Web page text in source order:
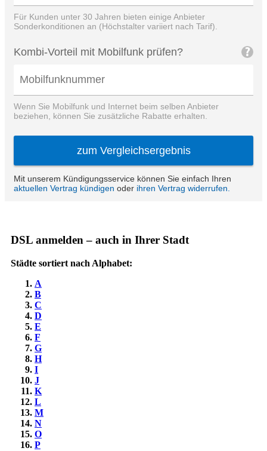
DSL anmelden – auch in Ihrer Stadt
Städte sortiert nach Alphabet:
A
B
C
D
E
F
G
H
I
J
K
L
M
N
O
P